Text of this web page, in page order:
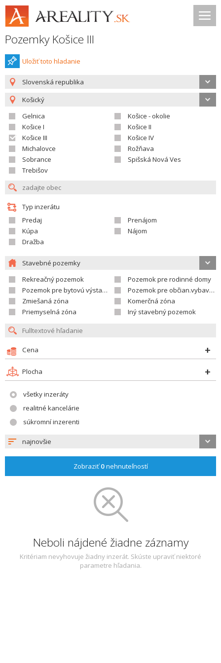
Pozemky Košice III
Uložiť toto hladanie
Slovenská republika
Košický
Gelnica
Košice - okolie
Košice I
Košice II
Košice III
Košice IV
Michalovce
Rožňava
Sobrance
Spišská Nová Ves
Trebišov
Typ inzerátu
Predaj
Prenájom
Kúpa
Nájom
Dražba
Stavebné pozemky
Rekreačný pozemok
Pozemok pre rodinné domy
Pozemok pre bytovú výstavbu
Pozemok pre občian.vybavenosť
Zmiešaná zóna
Komerčná zóna
Priemyselná zóna
Iný stavebný pozemok
Cena
Plocha
všetky inzeráty
realitné kancelárie
súkromní inzerenti
najnovšie
Zobraziť0nehnuteľností
Neboli nájdené žiadne záznamy
Kritériam nevyhovuje žiadny inzerát. Skúste upraviť niektoré
parametre hľadania.